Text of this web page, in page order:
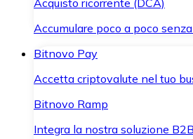
Acquisto ricorrente (DCA)
Accumulare poco a poco
Bitnovo Pay
Accetta criptovalute nel tuo
Bitnovo Ramp
Integra la nostra soluzione